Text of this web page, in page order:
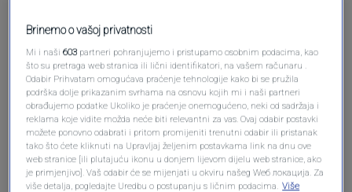
Oglas
Brinemo o vašoj privatnosti
Mi i naši603 partneri pohranjujemo i pristupamo osobnim podacima, kao
što su pretraga web stranica ili lični identifikatori, na vašem računaru .
Odabir Prihvatam omogućava praćenje tehnologije kako bi se pružila
podrška dolje prikazanim svrhama na osnovu kojih mi i naši partneri
obrađujemo podatke Ukoliko je praćenje onemogućeno, neki od sadržaja i
reklama koje vidite možda neće biti relevantni za vas. Ovaj odabir postavki
možete ponovno odabrati i pritom promijeniti trenutni odabir ili pristanak
tako što ćete kliknuti na Upravljaj željenim postavkama link na dnu ove
web stranice [ili plutajuću ikonu u donjem lijevom dijelu web stranice, ako
je primjenjivo]. Vaš odabir će se mijenjati u okviru našeg Wеб локација. Za
više detalja, pogledajte Uredbu o postupanju s ličnim podacima. Više